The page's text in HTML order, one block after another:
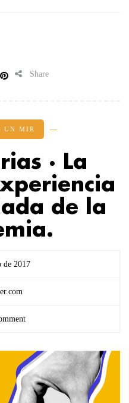
Share
UN MIR
· La
de la
de 2017